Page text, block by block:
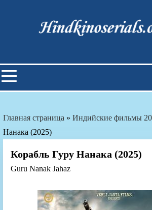
Индийские фильмы
онлайн
Главная страница » Индийские фильмы
Нанака (2025)
Корабль Гуру Нанака (2025)
Guru Nanak Jahaz